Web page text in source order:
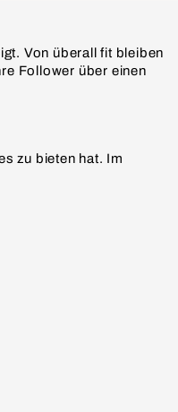
Von überall fit bleiben
Follower über einen
zu bieten hat. Im